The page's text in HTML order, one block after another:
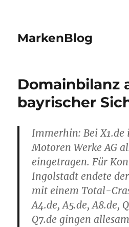
MarkenBlog
Domainbilanz
bayrischer
Immerhin: Bei X1.de
Motoren Werke AG
eingetragen. Für
Ingolstadt endete
mit einem Total-
A4.de, A5.de, A8.de,
Q7.de gingen